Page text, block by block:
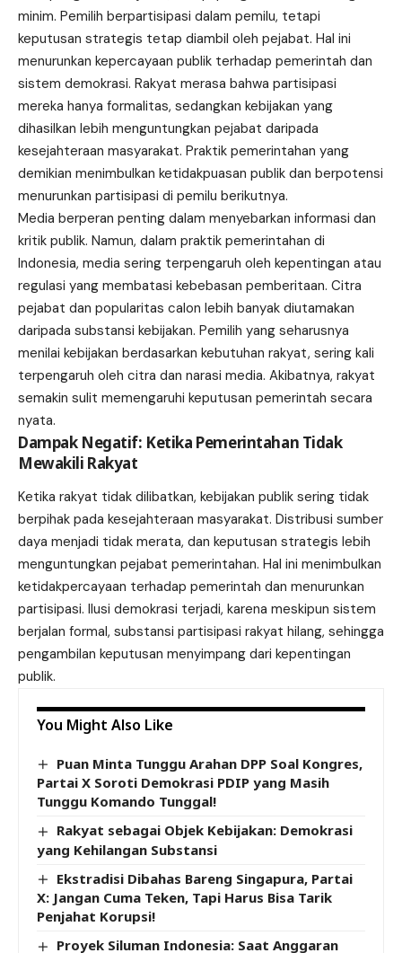
minim. Pemilih berpartisipasi dalam pemilu, tetapi
keputusan strategis tetap diambil oleh pejabat. Hal ini
menurunkan kepercayaan publik terhadap pemerintah dan
sistem demokrasi. Rakyat merasa bahwa partisipasi
mereka hanya formalitas, sedangkan kebijakan yang
dihasilkan lebih menguntungkan pejabat daripada
kesejahteraan masyarakat. Praktik pemerintahan yang
demikian menimbulkan ketidakpuasan publik dan berpotensi
menurunkan partisipasi di pemilu berikutnya.
Media berperan penting dalam menyebarkan informasi dan
kritik publik. Namun, dalam praktik pemerintahan di
Indonesia, media sering terpengaruh oleh kepentingan atau
regulasi yang membatasi kebebasan pemberitaan. Citra
pejabat dan popularitas calon lebih banyak diutamakan
daripada substansi kebijakan. Pemilih yang seharusnya
menilai kebijakan berdasarkan kebutuhan rakyat, sering kali
terpengaruh oleh citra dan narasi media. Akibatnya, rakyat
semakin sulit memengaruhi keputusan pemerintah secara
nyata.
Dampak Negatif: Ketika Pemerintahan Tidak
Mewakili Rakyat
Ketika rakyat tidak dilibatkan, kebijakan publik sering tidak
berpihak pada kesejahteraan masyarakat. Distribusi sumber
daya menjadi tidak merata, dan keputusan strategis lebih
menguntungkan pejabat pemerintahan. Hal ini menimbulkan
ketidakpercayaan terhadap pemerintah dan menurunkan
partisipasi. Ilusi demokrasi terjadi, karena meskipun sistem
berjalan formal, substansi partisipasi rakyat hilang, sehingga
pengambilan keputusan menyimpang dari kepentingan
publik.
You Might Also Like
Puan Minta Tunggu Arahan DPP Soal Kongres,
Partai X Soroti Demokrasi PDIP yang Masih
Tunggu Komando Tunggal!
Rakyat sebagai Objek Kebijakan: Demokrasi
yang Kehilangan Substansi
Ekstradisi Dibahas Bareng Singapura, Partai
X: Jangan Cuma Teken, Tapi Harus Bisa Tarik
Penjahat Korupsi!
Proyek Siluman Indonesia: Saat Anggaran